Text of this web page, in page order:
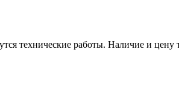
технические работы. Наличие и цену